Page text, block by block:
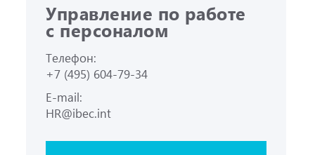
Управление по работе
с персоналом
Телефон:
+7 (495) 604-79-34
E-mail:
HR@ibec.int